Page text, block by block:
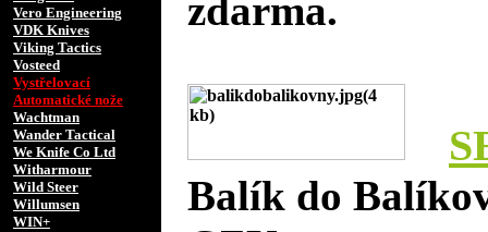
Vero Engineering
VDK Knives
Viking Tactics
Vosteed
Vystřelovací
Automatické nože
Wachtman
Wander Tactical
We Knife Co Ltd
Witharmour
Wild Steer
Willumsen
WIN+
zdarma.
Balík do